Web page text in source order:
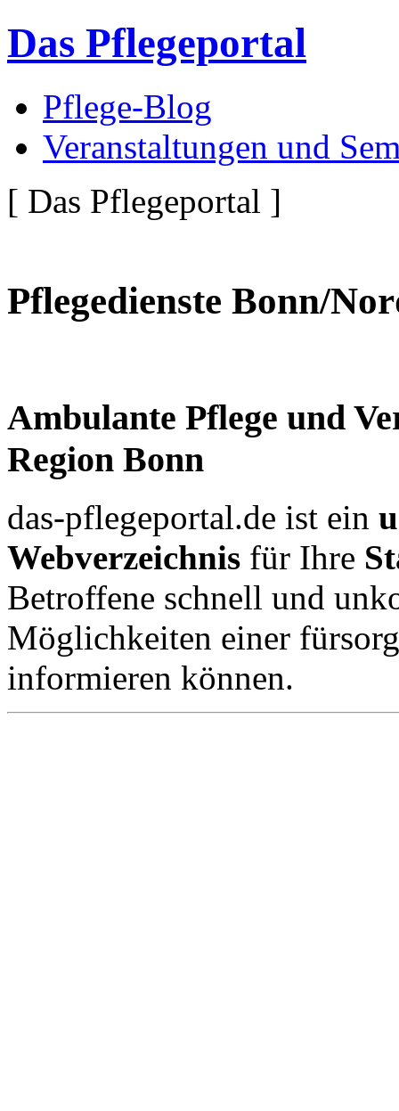
Das Pflegeportal
Pflege-Blog
Veranstaltungen und
[ Das Pflegeportal ]
Pflegedienste Bonn/
Ambulante Pflege und
Region Bonn
das-pflegeportal.de ist ein
Webverzeichnis für Ihre
Betroffene schnell und
Möglichkeiten einer
informieren können.